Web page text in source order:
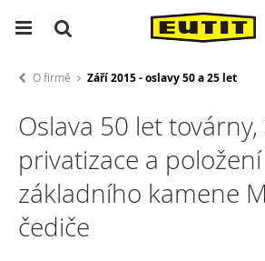
O firmě Září 2015 - oslavy 50 a 25 let
Oslava 50 let
privatizace a položení
základního kamene
čediče